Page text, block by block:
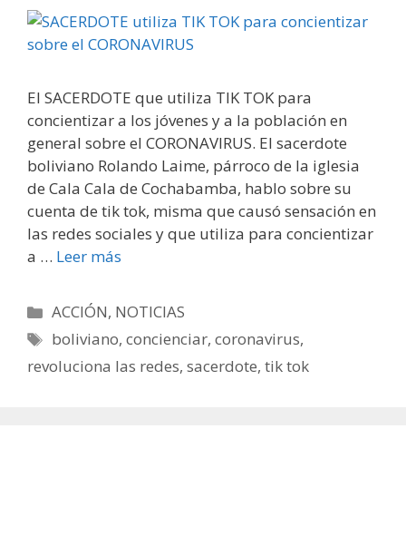
El SACERDOTE que utiliza TIK TOK para
concientizar a los jóvenes y a la población en
general sobre el CORONAVIRUS. El sacerdote
boliviano Rolando Laime, párroco de la iglesia
de Cala Cala de Cochabamba, hablo sobre su
cuenta de tik tok, misma que causó sensación en
las redes sociales y que utiliza para concientizar
a … Leer más
Categorías
ACCIÓN, NOTICIAS
Etiquetas
boliviano,concienciar,coronavirus,
revoluciona las redes, sacerdote, tik tok